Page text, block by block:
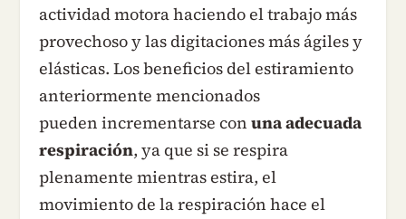
actividad motora haciendo el trabajo más
provechoso y las digitaciones más ágiles y
elásticas. Los beneficios del estiramiento
anteriormente mencionados
pueden incrementarse con una adecuada
respiración, ya que si se respira
plenamente mientras estira, el
movimiento de la respiración hace el